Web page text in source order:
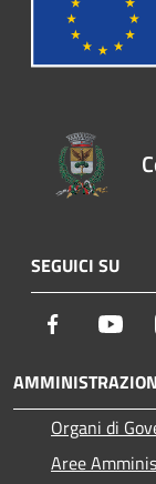
SEGUICI SU
Facebook
Organi di
Aree